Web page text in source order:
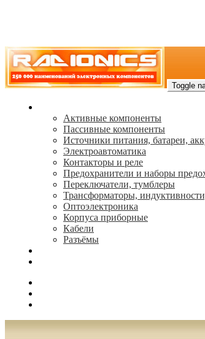
Toggle
Активные компоненты
Пассивные компоненты
Источники питания, батареи,
Электроавтоматика
Контакторы и реле
Предохранители и наборы
Переключатели, тумблеры
Трансформаторы,
Oптоэлектроника
Корпуса приборные
Кабели
Разъёмы